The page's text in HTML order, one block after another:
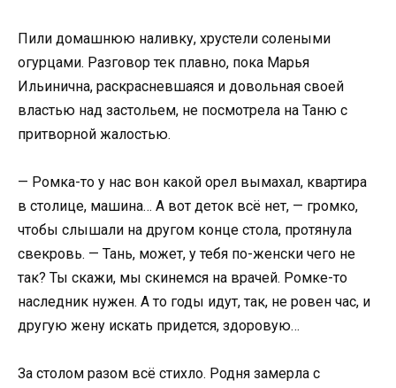
Пили домашнюю наливку, хрустели солеными
огурцами. Разговор тек плавно, пока Марья
Ильинична, раскрасневшаяся и довольная своей
властью над застольем, не посмотрела на Таню с
притворной жалостью.
— Ромка-то у нас вон какой орел вымахал, квартира
в столице, машина… А вот деток всё нет, — громко,
чтобы слышали на другом конце стола, протянула
свекровь. — Тань, может, у тебя по-женски чего не
так? Ты скажи, мы скинемся на врачей. Ромке-то
наследник нужен. А то годы идут, так, не ровен час, и
другую жену искать придется, здоровую…
За столом разом всё стихло. Родня замерла с